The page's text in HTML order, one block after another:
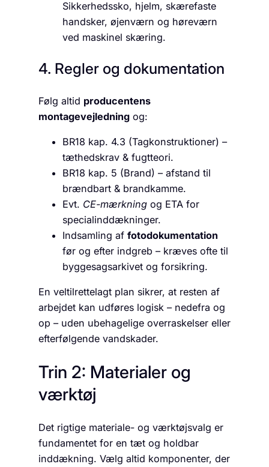
Sikkerhedssko, hjelm, skærefaste
handsker, øjenværn og høreværn
ved maskinel skæring.
4. Regler og dokumentation
Følg altid producentens
montagevejledning og:
BR18 kap. 4.3 (Tagkonstruktioner) –
tæthedskrav & fugtteori.
BR18 kap. 5 (Brand) – afstand til
brændbart & brandkamme.
Evt. CE-mærkning og ETA for
specialinddækninger.
Indsamling af fotodokumentation
før og efter indgreb – kræves ofte til
byggesagsarkivet og forsikring.
En veltilrettelagt plan sikrer, at resten af
arbejdet kan udføres logisk – nedefra og
op – uden ubehagelige overraskelser eller
efterfølgende vandskader.
Trin 2: Materialer og
værktøj
Det rigtige materiale- og værktøjsvalg er
fundamentet for en tæt og holdbar
inddækning. Vælg altid komponenter, der